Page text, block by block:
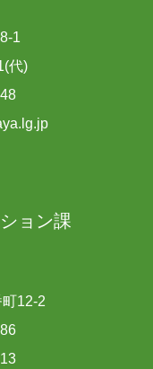
1
代)
ョン課
12-2